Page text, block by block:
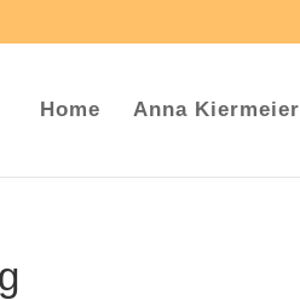
Home Anna Kiermeier